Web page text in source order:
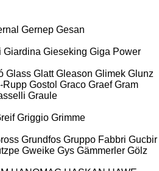
Gernep Gesan
Giardina Gieseking Giga Power
Glass Glatt Gleason Glimek Glunz
Rupp Gostol Graco Graef Gram
Graule
Griggio Grimme
Grundfos Gruppo Fabbri Gucbir
Gweike Gys Gämmerler Gölz